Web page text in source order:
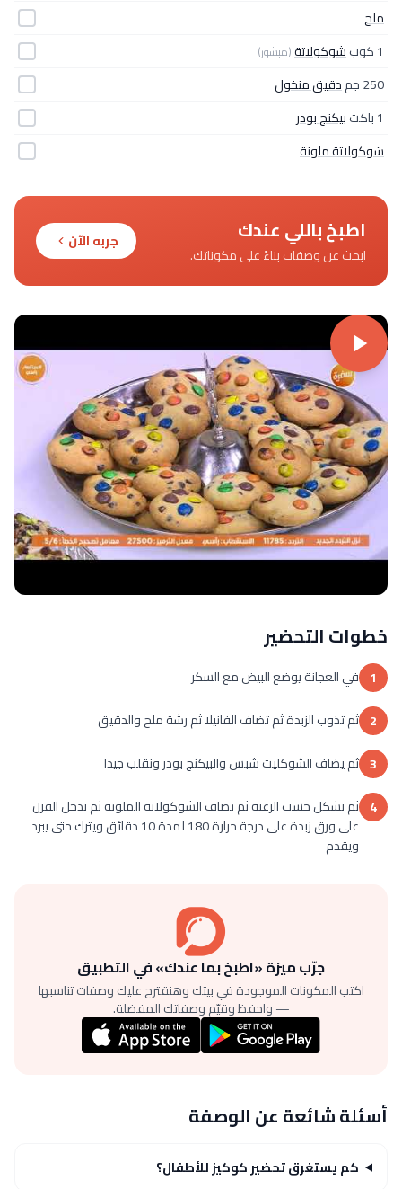
ملح
1 كوب
شوكولاتة(مبشور)
250 جم
دقيق منخول
1 باكت
بيكنج بودر
شوكولاتة ملونة
اطبخ باللي عندك
ابحث عن وصفات بناءً على مكوناتك.
جربه الآن
خطوات التحضير
1 في العجانة يوضع البيض مع السكر
2 ثم تذوب الزبدة ثم تضاف الفانيلا ثم رشة ملح والدقيق
3 ثم يضاف الشوكليت شبس والبيكنج بودر ونقلب جيدا
4 ثم يشكل حسب الرغبة ثم تضاف الشوكولاتة الملونة ثم يدخل الفرن
على ورق زبدة على درجة حرارة 180 لمدة 10 دقائق ويترك حتى يبرد
ويقدم
جرّب ميزة «اطبخ بما عندك» في التطبيق
اكتب المكونات الموجودة في بيتك وهنقترح عليك وصفات تناسبها
— واحفظ وقيّم وصفاتك المفضلة.
أسئلة شائعة عن الوصفة
كم يستغرق تحضير كوكيز للأطفال؟